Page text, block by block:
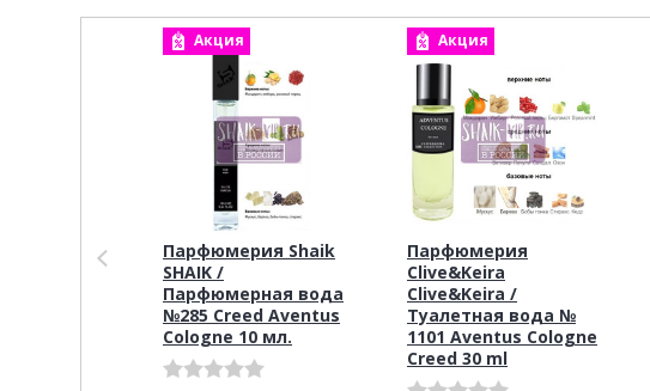
Акция
Парфюмерия Shaik
SHAIK /
Парфюмерная вода
№285 Creed Aventus
Cologne 10 мл.
Акция
Парфюмерия
Clive&Keira
Clive&Keira /
Туалетная вода №
1101 Aventus Cologne
Creed 30 ml